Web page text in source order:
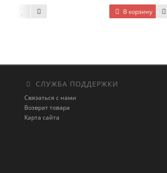
СЛУЖБА ПОДДЕРЖКИ
Связаться с нами
Возврат товара
Карта сайта